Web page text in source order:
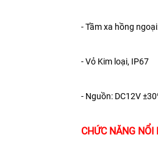
- Tầm xa hồng
- Vỏ Kim loại, IP67
- Nguồn: DC12V
CHỨC NĂNG